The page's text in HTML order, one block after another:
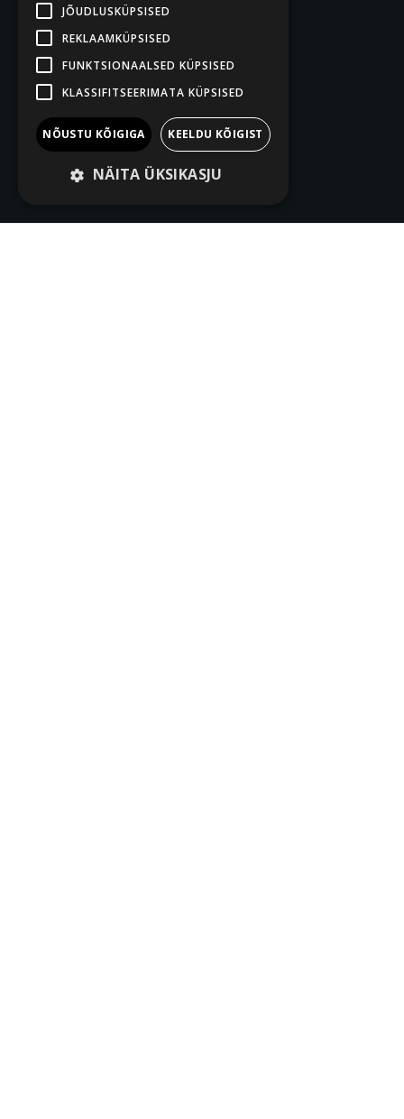
JÕUDLUSKÜPSISED
REKLAAMKÜPSISED
FUNKTSIONAALSED KÜPSISED
KLASSIFITSEERIMATA KÜPSISED
NÕUSTU KÕIGIGA KEELDU KÕIGIST
NÄITA ÜKSIKASJU